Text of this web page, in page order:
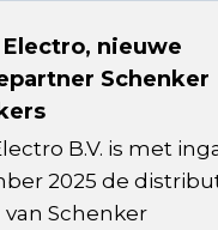
nieuwe
Schenker
B.V. is met
2025 de
Schenker